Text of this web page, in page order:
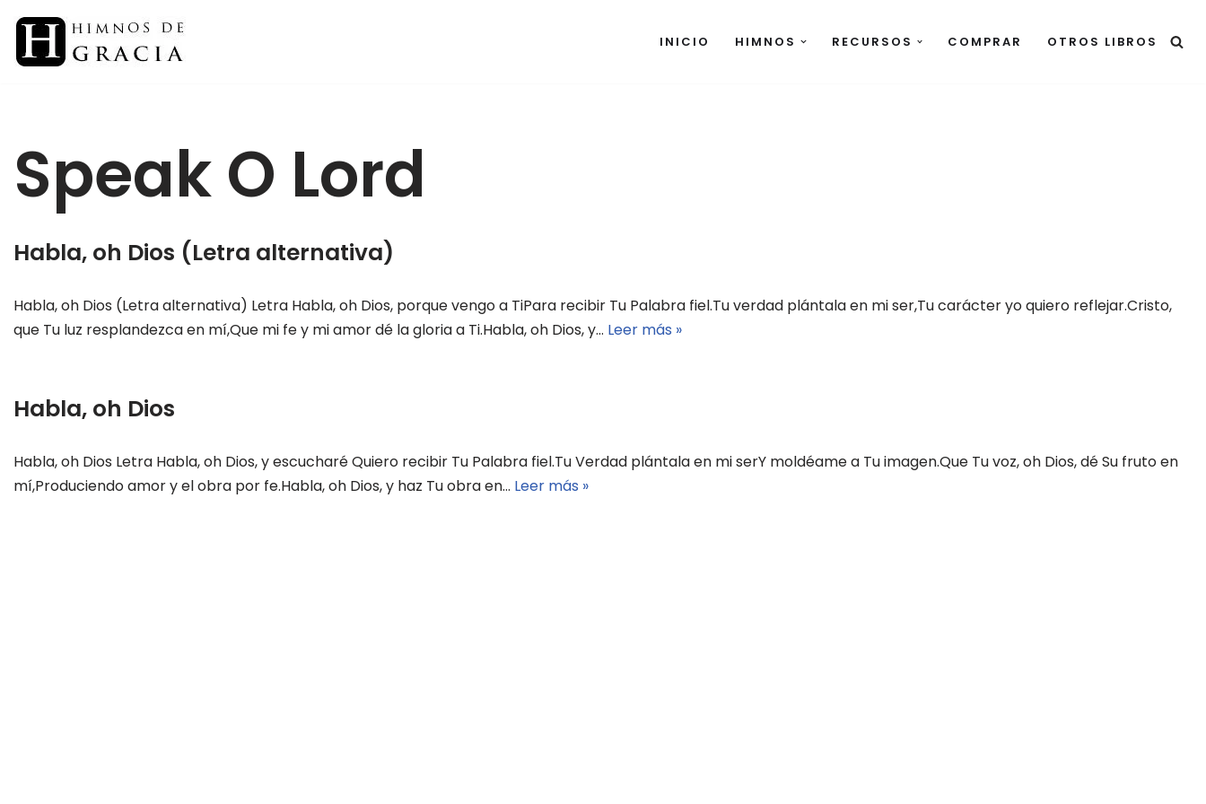
Saltar
INICIO HIMNOS RECURSOS COMPRAR OTROS LIBROS
Speak O Lord
Habla, oh Dios (Letra alternativa)
Habla, oh Dios (Letra alternativa) Letra Habla, oh Dios, porque vengo a TiPara recibir Tu Palabra fiel.Tu verdad plántala en mi ser,Tu carácter yo quiero reflejar.Cristo,
que Tu luz resplandezca en mí,Que mi fe y mi amor dé la gloria a Ti.Habla, oh Dios, y… Leer más »
Habla, oh Dios
Habla, oh Dios Letra Habla, oh Dios, y escucharé Quiero recibir Tu Palabra fiel.Tu Verdad plántala en mi serY moldéame a Tu imagen.Que Tu voz, oh Dios, dé Su fruto en
mí,Produciendo amor y el obra por fe.Habla, oh Dios, y haz Tu obra en… Leer más »